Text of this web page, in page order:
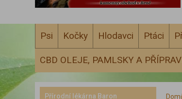
Psi Kočky Hlodavci Ptáci
CBD OLEJE, PAMLSKY A
Přírodní lékárna Baron